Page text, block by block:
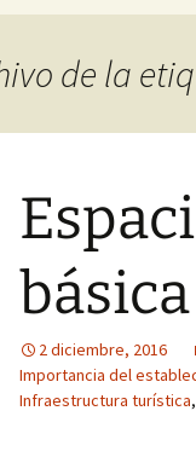
de la
básica
2 diciembre, 2016
Importancia del
Infraestructura turística,